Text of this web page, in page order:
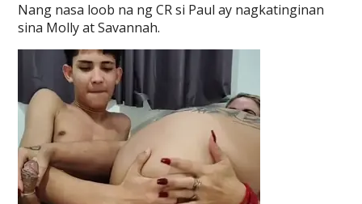
Nang nasa loob na ng CR si Paul ay nagkatinginan
sina Molly at Savannah.